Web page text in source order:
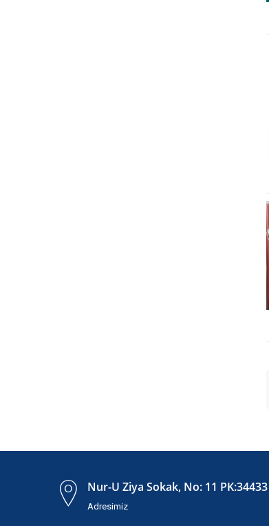
Nur-U Ziya Sokak, No: 11
Adresimiz